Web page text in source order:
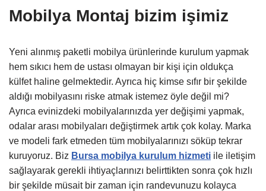
Mobilya Montaj bizim işimiz
Yeni alınmış paketli mobilya ürünlerinde kurulum yapmak
hem sıkıcı hem de ustası olmayan bir kişi için oldukça
külfet haline gelmektedir. Ayrıca hiç kimse sıfır bir şekilde
aldığı mobilyasını riske atmak istemez öyle değil mi?
Ayrıca evinizdeki mobilyalarınızda yer değişimi yapmak,
odalar arası mobilyaları değiştirmek artık çok kolay. Marka
ve modeli fark etmeden tüm mobilyalarınızı söküp tekrar
kuruyoruz. Biz Bursa mobilya kurulum hizmeti ile iletişim
sağlayarak gerekli ihtiyaçlarınızı belirttikten sonra çok hızlı
bir şekilde müsait bir zaman için randevunuzu kolayca